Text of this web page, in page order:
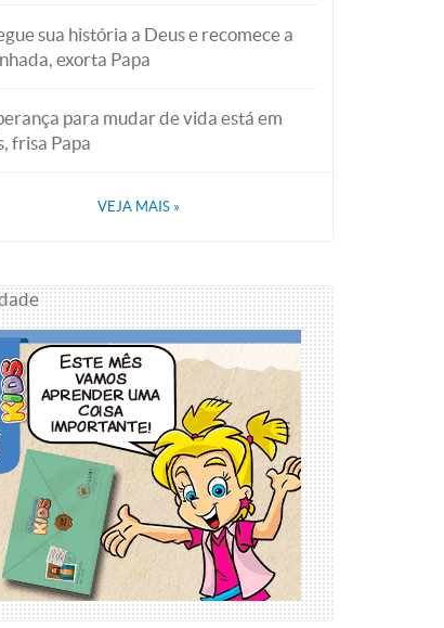
sua história a Deus e recomece a
exorta Papa
para mudar de vida está em
frisa Papa
VEJA MAIS »